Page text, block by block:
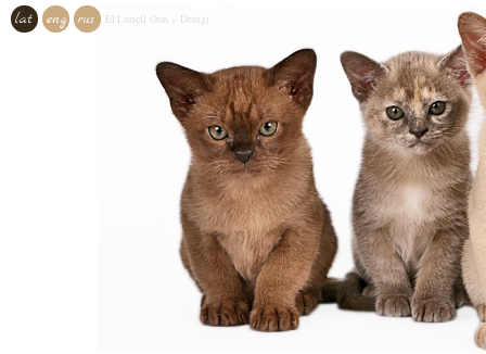
lat eng rus El'Loriell Onn Draugi